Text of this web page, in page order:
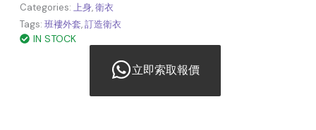
Categories: 上身,衛衣
Tags: 班褸外套,訂造衛衣
IN STOCK
立即索取報價